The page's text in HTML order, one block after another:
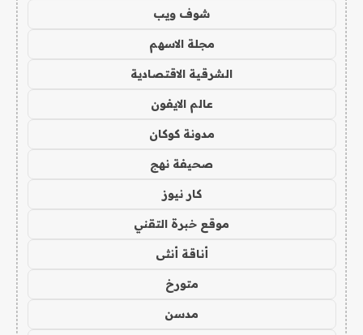
شوف ويب
مجلة الاسهم
الشرقية الاقتصادية
عالم الايفون
مدونة كوكان
صحيفة نهج
كار نيوز
موقع خبرة التقني
أناقة أنثى
متورخ
مدسن